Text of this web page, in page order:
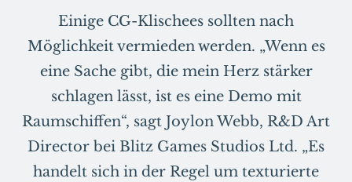
Einige CG-Klischees sollten nach
Möglichkeit vermieden werden. „Wenn es
eine Sache gibt, die mein Herz stärker
schlagen lässt, ist es eine Demo mit
Raumschiffen“, sagt Joylon Webb, R&D Art
Director bei Blitz Games Studios Ltd. „Es
handelt sich in der Regel um texturierte